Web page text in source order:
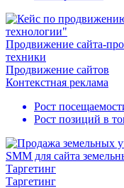
Продвижение сайта-
техники
Продвижение сайтов
Контекстная реклама
Рост
Рост позиций в
SMM для сайта
Таргетинг
Таргетинг